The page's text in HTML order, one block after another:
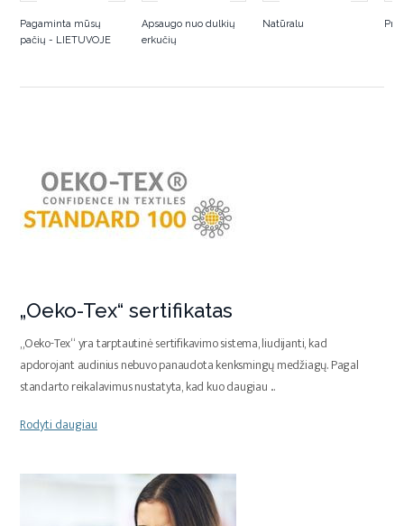
Pagaminta mūsų
pačių - LIETUVOJE
Apsaugo nuo dulkių
erkučių
Natūralu
„Oeko-Tex“ sertifikatas
„Oeko-Tex“ yra tarptautinė sertifikavimo sistema, liudijanti, kad
apdorojant audinius nebuvo panaudota kenksmingų medžiagų. Pagal
standarto reikalavimus nustatyta, kad kuo daugiau ...
Rodyti daugiau